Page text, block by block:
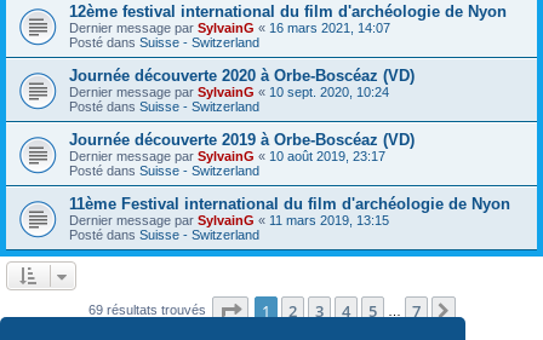
12ème festival international du film d'archéologie de Nyon
Dernier message par SylvainG « 16 mars 2021, 14:07
Posté dans Suisse - Switzerland
Journée découverte 2020 à Orbe-Boscéaz (VD)
Dernier message par SylvainG « 10 sept. 2020, 10:24
Posté dans Suisse - Switzerland
Journée découverte 2019 à Orbe-Boscéaz (VD)
Dernier message par SylvainG « 10 août 2019, 23:17
Posté dans Suisse - Switzerland
11ème Festival international du film d'archéologie de Nyon
Dernier message par SylvainG « 11 mars 2019, 13:15
Posté dans Suisse - Switzerland
69 résultats trouvés Page 1sur7
1 2 3 4 5 7